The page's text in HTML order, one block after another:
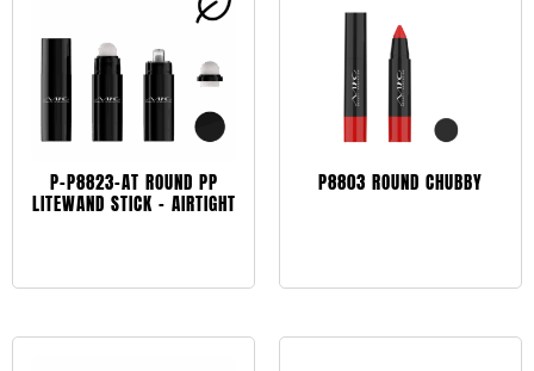
P-P8823-AT ROUND PP
LITEWAND STICK – AIRTIGHT
P8803 ROUND CHUBBY